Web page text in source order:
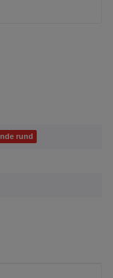
rund